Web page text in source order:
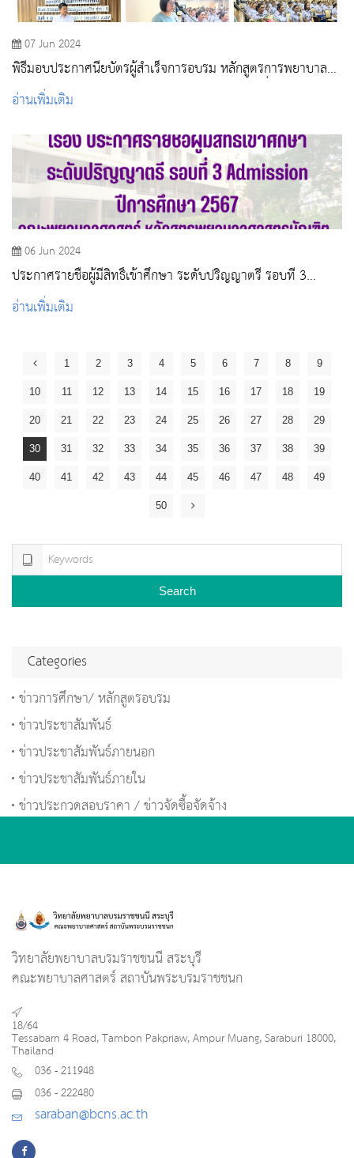
07 Jun 2024
พิธีมอบประกาศนียบัตรผู้สำเร็จการอบรม หลักสูตรการพยาบาล
อ่านเพิ่มเติม
06 Jun 2024
ประกาศรายชื่อผู้มีสิทธิ์เข้าศึกษา ระดับปริญญาตรี รอบที่ 3
Admission ปีการศึกษา 2567
อ่านเพิ่มเติม
1 2 3 4 5 6 7 8 9
10 11 12 13 14 15 16 17 18 19
20 21 22 23 24 25 26 27 28 29
30 31 32 33 34 35 36 37 38 39
40 41 42 43 44 45 46 47 48 49
50
Search
Categories
ข่าวการศึกษา/ หลักสูตรอบรม
ข่าวประชาสัมพันธ์
ข่าวประชาสัมพันธ์ภายนอก
ข่าวประชาสัมพันธ์ภายใน
ข่าวประกวดสอบราคา / ข่าวจัดซื้อจัดจ้าง
วิทยาลัยพยาบาลบรมราชชนนี สระบุรี
คณะพยาบาลศาสตร์ สถาบันพระบรมราชชนก
18/64
Tessabarn 4 Road, Tambon Pakpriaw, Ampur Muang, Saraburi 18000,
Thailand
036 - 211948
036 - 222480
saraban@bcns.ac.th